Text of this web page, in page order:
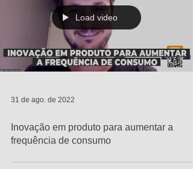
Load video
31 de ago. de 2022
Inovação em produto para aumentar a
frequência de consumo